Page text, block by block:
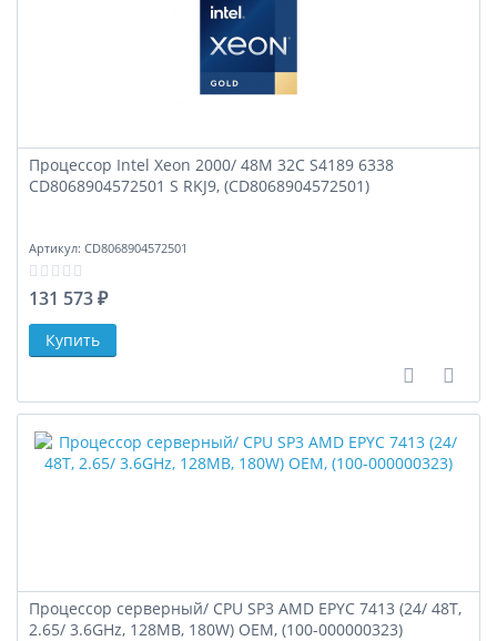
Процессор Intel Xeon 2000/ 48M 32С S4189 6338
CD8068904572501 S RKJ9, (CD8068904572501)
Артикул: CD8068904572501
131 573 ₽
В В
Процессор серверный/ CPU SP3 AMD EPYC 7413 (24/ 48T,
2.65/ 3.6GHz, 128MB, 180W) OEM, (100-000000323)